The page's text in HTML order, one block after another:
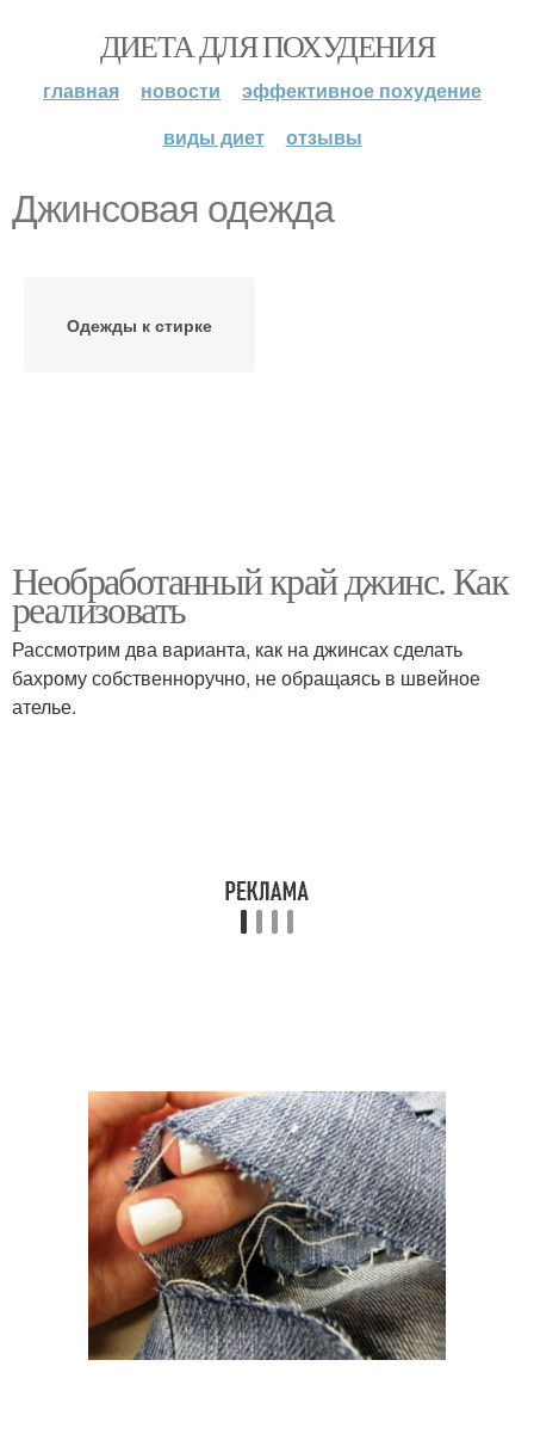
ДИЕТА ДЛЯ ПОХУДЕНИЯ
главная новости
эффективное похудение
виды диет
отзывы
Джинсовая одежда
Одежды к стирке
Необработанный край джинс. Как
реализовать
Рассмотрим два варианта, как на джинсах сделать
бахрому собственноручно, не обращаясь в швейное
ателье.